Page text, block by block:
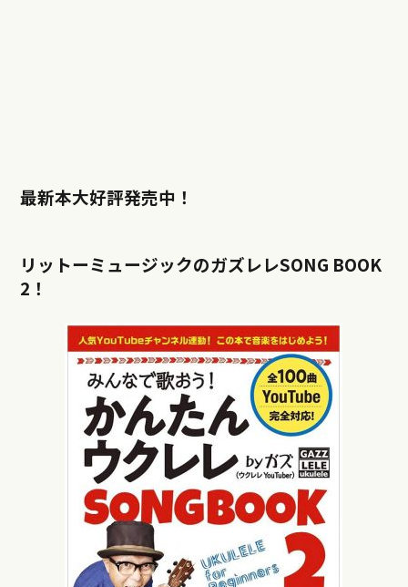
最新本大好評発売中！
リットーミュージックのガズレレSONG BOOK
2！